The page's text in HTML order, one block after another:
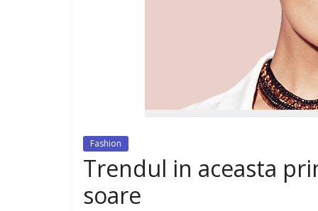
dispozitiv pentru tonifiere muschi
Fashion
Trendul in aceasta
soare